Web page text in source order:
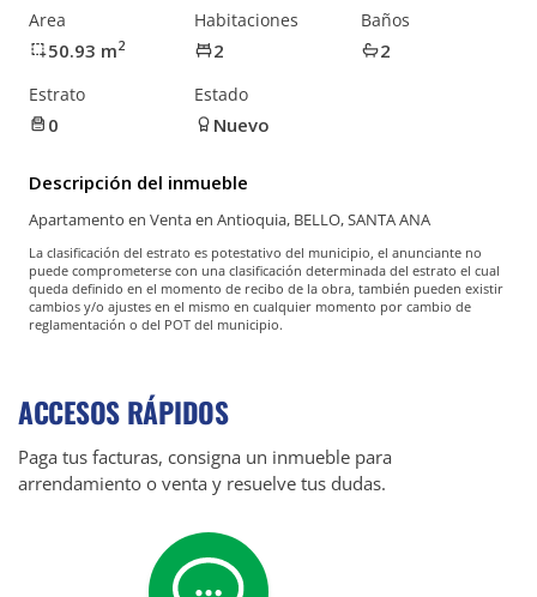
Area
50.93 m2
Habitaciones
2
Baños
2
Estrato
0
Estado
Nuevo
Descripción del inmueble
Apartamento en Venta en Antioquia, BELLO, SANTA ANA
La clasificación del estrato es potestativo del municipio, el anunciante no
puede comprometerse con una clasificación determinada del estrato el cual
queda definido en el momento de recibo de la obra, también pueden existir
cambios y/o ajustes en el mismo en cualquier momento por cambio de
reglamentación o del POT del municipio.
ACCESOS RÁPIDOS
Paga tus facturas, consigna un inmueble para
arrendamiento o venta y resuelve tus dudas.